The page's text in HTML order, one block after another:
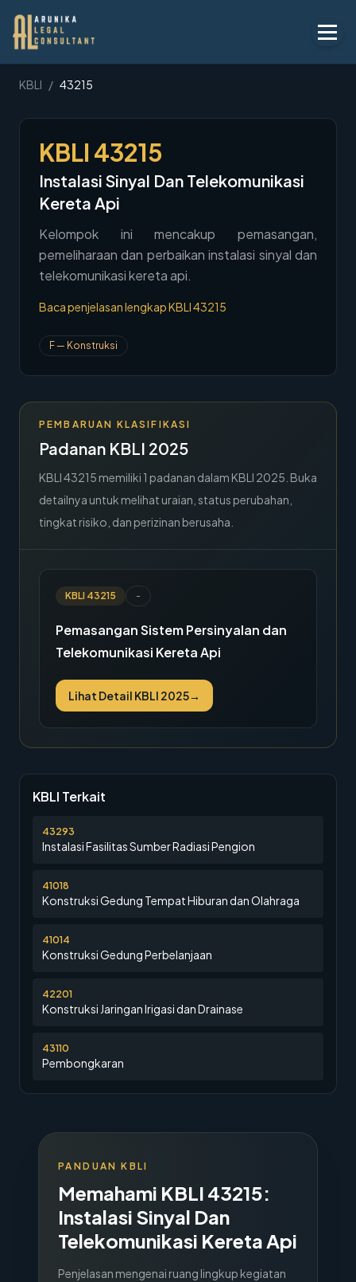
Layanan
Peraturan
KBLI
Tentang
Penawaran
Hubungi Kami→
KBLI / 43215
KBLI 43215
Instalasi Sinyal Dan Telekomunikasi
Kereta Api
Kelompok ini mencakup pemasangan,
pemeliharaan dan perbaikan instalasi sinyal dan
telekomunikasi kereta api.
Baca penjelasan lengkap KBLI43215
F— Konstruksi
PEMBARUAN KLASIFIKASI
Padanan KBLI 2025
KBLI43215 memiliki 1 padanan dalam KBLI 2025. Buka
detailnya untuk melihat uraian, status perubahan,
tingkat risiko, dan perizinan berusaha.
KBLI 43215 -
Pemasangan Sistem Persinyalan dan
Telekomunikasi Kereta Api
Lihat Detail KBLI 2025→
KBLI Terkait
43293
Instalasi Fasilitas Sumber Radiasi Pengion
41018
Konstruksi Gedung Tempat Hiburan dan Olahraga
41014
Konstruksi Gedung Perbelanjaan
42201
Konstruksi Jaringan Irigasi dan Drainase
43110
Pembongkaran
PANDUAN KBLI
Memahami KBLI 43215:
Instalasi Sinyal Dan
Telekomunikasi Kereta Api
Penjelasan mengenai ruang lingkup kegiatan